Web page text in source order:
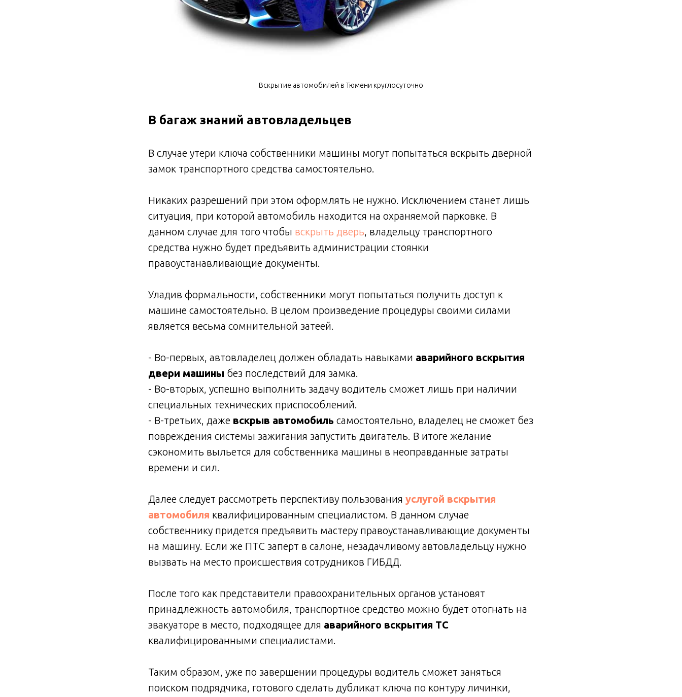
Вскрытие автомобилей в Тюмени круглосуточно
В багаж знаний автовладельцев
В случае утери ключа собственники машины могут попытаться вскрыть дверной
замок транспортного средства самостоятельно.
Никаких разрешений при этом оформлять не нужно. Исключением станет лишь
ситуация, при которой автомобиль находится на охраняемой парковке. В
данном случае для того чтобы вскрыть дверь, владельцу транспортного
средства нужно будет предъявить администрации стоянки
правоустанавливающие документы.
Уладив формальности, собственники могут попытаться получить доступ к
машине самостоятельно. В целом произведение процедуры своими силами
является весьма сомнительной затеей.
- Во-первых, автовладелец должен обладать навыками аварийного вскрытия
двери машины без последствий для замка.
- Во-вторых, успешно выполнить задачу водитель сможет лишь при наличии
специальных технических приспособлений.
- В-третьих, даже вскрыв автомобиль самостоятельно, владелец не сможет без
повреждения системы зажигания запустить двигатель. В итоге желание
сэкономить выльется для собственника машины в неоправданные затраты
времени и сил.
Далее следует рассмотреть перспективу пользования услугой вскрытия
автомобиля квалифицированным специалистом. В данном случае
собственнику придется предъявить мастеру правоустанавливающие документы
на машину. Если же ПТС заперт в салоне, незадачливому автовладельцу нужно
вызвать на место происшествия сотрудников ГИБДД.
После того как представители правоохранительных органов установят
принадлежность автомобиля, транспортное средство можно будет отогнать на
эвакуаторе в место, подходящее для аварийного вскрытия ТС
квалифицированными специалистами.
Таким образом, уже по завершении процедуры водитель сможет заняться
поиском подрядчика, готового сделать дубликат ключа по контуру личинки,